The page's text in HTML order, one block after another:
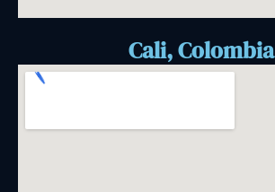
Cali, Colombia